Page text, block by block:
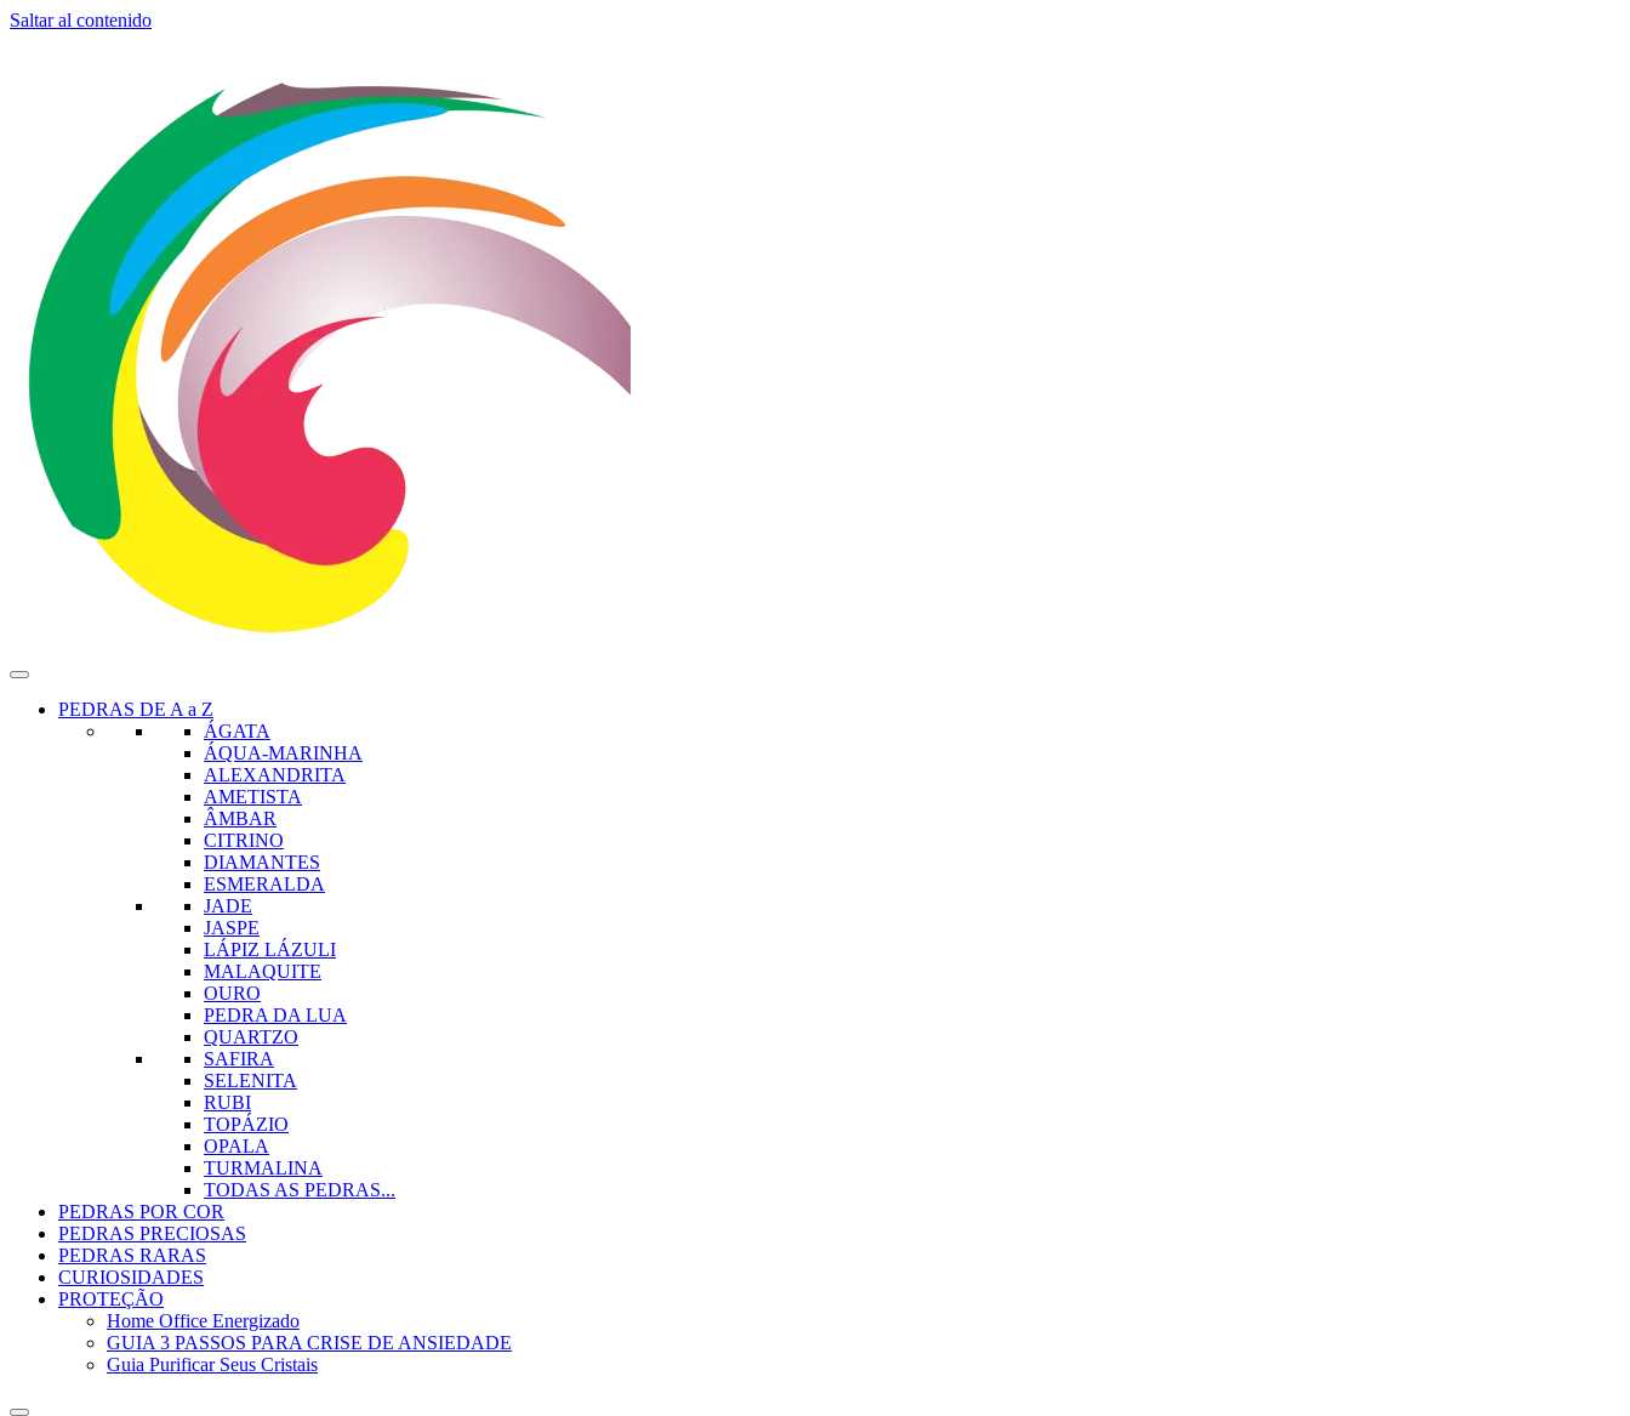
Saltar al contenido
PEDRAS DE A a Z
ÁGATA
ÁQUA-MARINHA
ALEXANDRITA
AMETISTA
ÂMBAR
CITRINO
DIAMANTES
ESMERALDA
JADE
JASPE
LÁPIZ LÁZULI
MALAQUITE
OURO
PEDRA DA LUA
QUARTZO
SAFIRA
SELENITA
RUBI
TOPÁZIO
OPALA
TURMALINA
TODAS AS PEDRAS...
PEDRAS POR COR
PEDRAS PRECIOSAS
PEDRAS RARAS
CURIOSIDADES
PROTEÇÃO
Home Office Energizado
GUIA 3 PASSOS PARA CRISE DE ANSIEDADE
Guia Purificar Seus Cristais